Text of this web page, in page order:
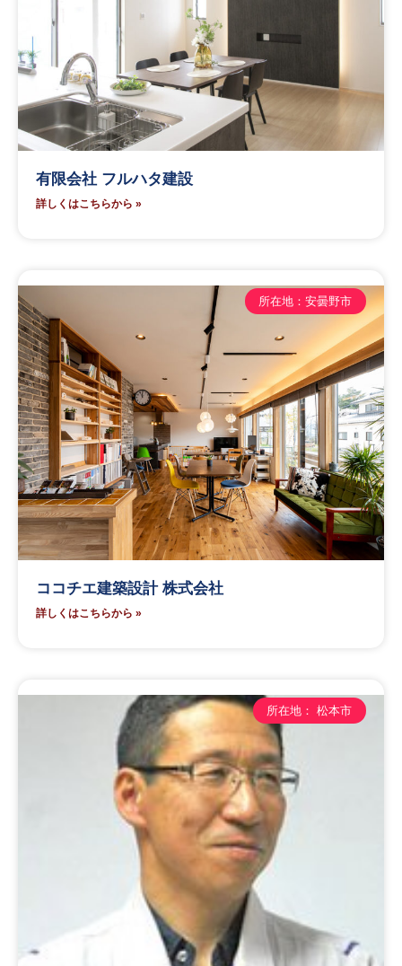
有限会社 フルハタ建設
詳しくはこちらから »
所在地：安曇野市
ココチエ建築設計 株式会社
詳しくはこちらから »
所在地： 松本市